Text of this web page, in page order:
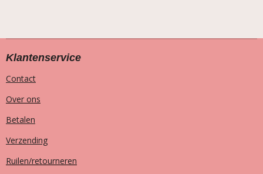
Klantenservice
Contact
Over ons
Betalen
Verzending
Ruilen/retourneren